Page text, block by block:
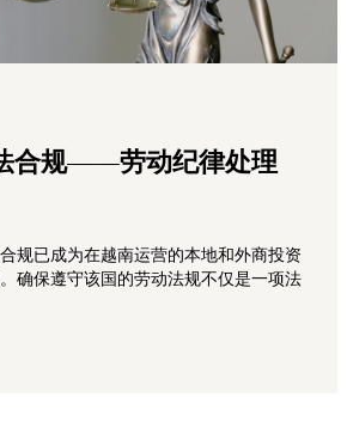
合规——劳动纪律处理
规已成为在越南运营的本地和外商投资
确保遵守该国的劳动法规不仅是一项法